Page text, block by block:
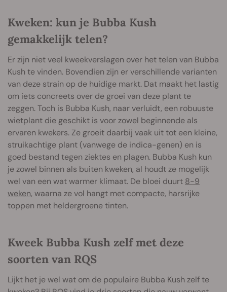
Kweken: kun je Bubba Kush
gemakkelijk telen?
Er zijn niet veel kweekverslagen over het telen van Bubba
Kush te vinden. Bovendien zijn er verschillende varianten
van deze strain op de huidige markt. Dat maakt het lastig
om iets concreets over de groei van deze plant te
zeggen. Toch is Bubba Kush, naar verluidt, een robuuste
wietplant die geschikt is voor zowel beginnende als
ervaren kwekers. Ze groeit daarbij vaak uit tot een kleine,
struikachtige plant (vanwege de indica-genen) en is
goed bestand tegen ziektes en plagen. Bubba Kush kun
je zowel binnen als buiten kweken, al houdt ze mogelijk
wel van een wat warmer klimaat. De bloei duurt 8-9
weken, waarna ze vol hangt met compacte, harsrijke
toppen met heldergroene tinten.
Kweek Bubba Kush zelf met deze
soorten van RQS
Lijkt het je wel wat om de populaire Bubba Kush zelf te